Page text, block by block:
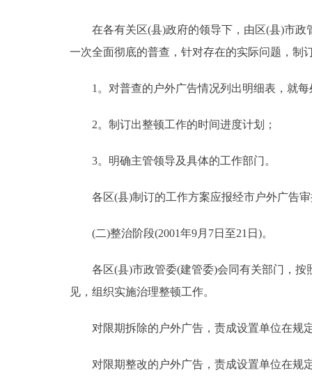
在各有关区(县)政府的领导下，由区(县)市政
一次全面彻底的普查，针对存在的实际问题，制
1。对普查的户外广告情况列出明细表，就每
2。制订出整顿工作的时间进度计划；
3。明确主管领导及具体的工作部门。
各区(县)制订的工作方案应报经市户外广告审
(二)整治阶段(2001年9月7日至21日)。
各区(县)市政管委(建管委)会同有关部门，按
见，组织实施治理整顿工作。
对限期拆除的户外广告，责成设置单位在规定
对限期整改的户外广告，责成设置单位在规定